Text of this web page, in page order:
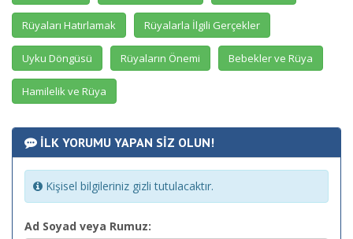
Rüyaları Hatırlamak Rüyalarla İlgili Gerçekler
Uyku Döngüsü Rüyaların Önemi Bebekler ve Rüya
Hamilelik ve Rüya
İLK YORUMU YAPAN SİZ OLUN!
Kişisel bilgileriniz gizli tutulacaktır.
Ad Soyad veya Rumuz: